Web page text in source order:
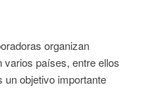
organizan
países, entre ellos
un objetivo importante